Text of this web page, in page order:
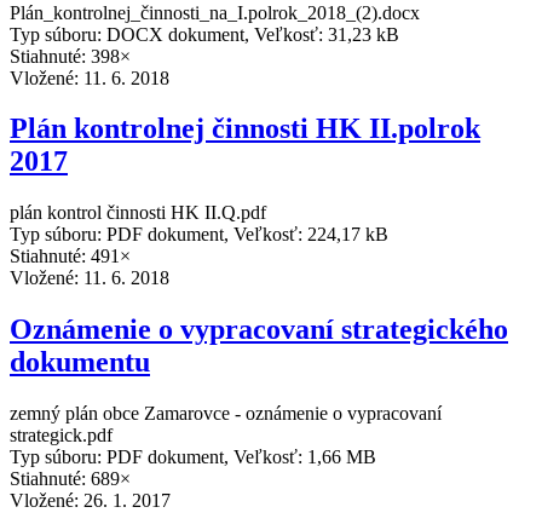
Plán_kontrolnej_činnosti_na_I.polrok_2018_(2).docx
Typ súboru: DOCX dokument, Veľkosť: 31,23 kB
Stiahnuté: 398×
Vložené: 11. 6. 2018
Plán kontrolnej činnosti HK II.polrok
2017
plán kontrol činnosti HK II.Q.pdf
Typ súboru: PDF dokument, Veľkosť: 224,17 kB
Stiahnuté: 491×
Vložené: 11. 6. 2018
Oznámenie o vypracovaní strategického
dokumentu
zemný plán obce Zamarovce - oznámenie o vypracovaní
strategick.pdf
Typ súboru: PDF dokument, Veľkosť: 1,66 MB
Stiahnuté: 689×
Vložené: 26. 1. 2017